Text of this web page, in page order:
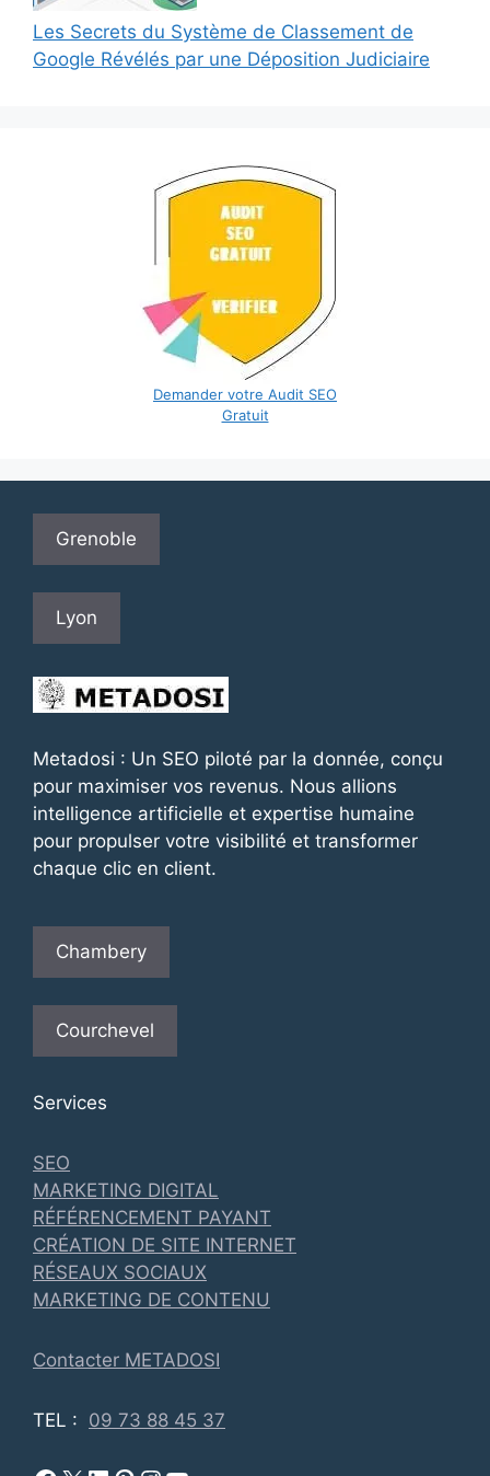
Les Secrets du Système de Classement de
Google Révélés par une Déposition Judiciaire
Demander votre Audit SEO
Gratuit
Grenoble
Lyon
Metadosi : Un SEO piloté par la donnée, conçu
pour maximiser vos revenus. Nous allions
intelligence artificielle et expertise humaine
pour propulser votre visibilité et transformer
chaque clic en client.
Chambery
Courchevel
Services
SEO
MARKETING DIGITAL
RÉFÉRENCEMENT PAYANT
CRÉATION DE SITE INTERNET
RÉSEAUX SOCIAUX
MARKETING DE CONTENU
Contacter METADOSI
TEL : 09 73 88 45 37